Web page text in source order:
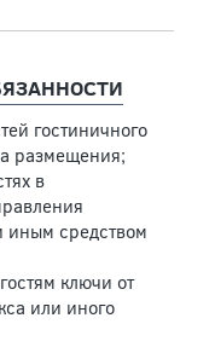
гостиничного
размещения;
в
иным средством
ключи от
или иного